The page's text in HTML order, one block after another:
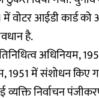
वोटर आईडी कार्ड
है.
अधिनियम,
1951 में संशोधन
निर्वाचन